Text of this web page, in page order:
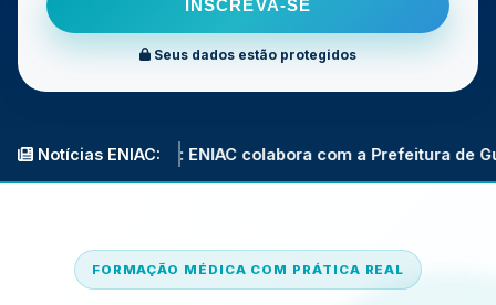
Seus dados estão protegidos
Notícias ENIAC:
ENIAC colabora com a Prefeitura de Guarulhos na
FORMAÇÃO MÉDICA COM PRÁTICA REAL